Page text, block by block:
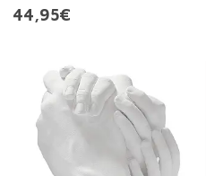
44,95€